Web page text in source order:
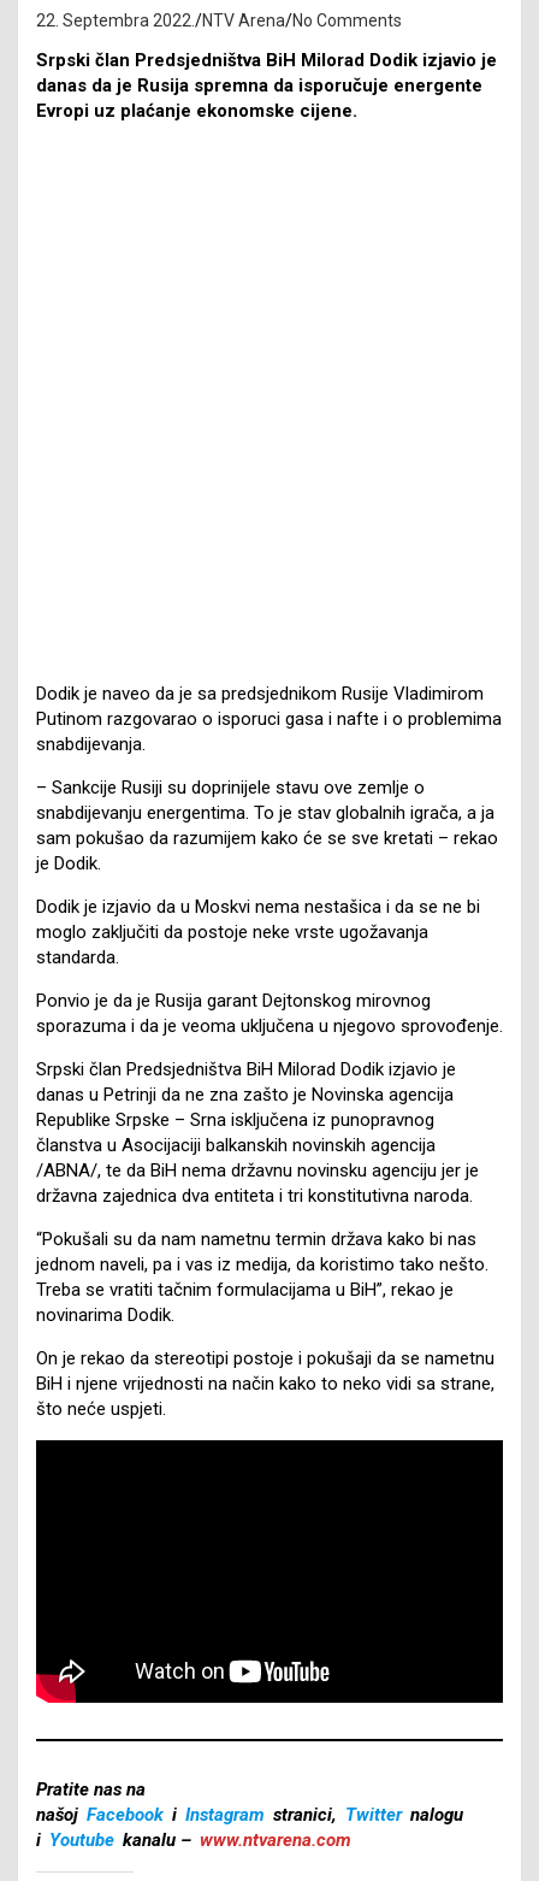
22. Septembra 2022. NTV Arena No Comments
Srpski član Predsjedništva BiH Milorad Dodik izjavio je
danas da je Rusija spremna da isporučuje energente
Evropi uz plaćanje ekonomske cijene.
Dodik je naveo da je sa predsjednikom Rusije Vladimirom
Putinom razgovarao o isporuci gasa i nafte i o problemima
snabdijevanja.
– Sankcije Rusiji su doprinijele stavu ove zemlje o
snabdijevanju energentima. To je stav globalnih igrača, a ja
sam pokušao da razumijem kako će se sve kretati – rekao
je Dodik.
Dodik je izjavio da u Moskvi nema nestašica i da se ne bi
moglo zaključiti da postoje neke vrste ugožavanja
standarda.
Ponvio je da je Rusija garant Dejtonskog mirovnog
sporazuma i da je veoma uključena u njegovo sprovođenje.
Srpski član Predsjedništva BiH Milorad Dodik izjavio je
danas u Petrinji da ne zna zašto je Novinska agencija
Republike Srpske – Srna isključena iz punopravnog
članstva u Asocijaciji balkanskih novinskih agencija
/ABNA/, te da BiH nema državnu novinsku agenciju jer je
državna zajednica dva entiteta i tri konstitutivna naroda.
“Pokušali su da nam nametnu termin država kako bi nas
jednom naveli, pa i vas iz medija, da koristimo tako nešto.
Treba se vratiti tačnim formulacijama u BiH”, rekao je
novinarima Dodik.
On je rekao da stereotipi postoje i pokušaji da se nametnu
BiH i njene vrijednosti na način kako to neko vidi sa strane,
što neće uspjeti.
Pratite nas na
našoj Facebook i Instagram stranici, Twitter nalogu
i Youtube kanalu – www.ntvarena.com